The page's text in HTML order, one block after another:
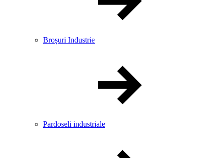
Broșuri Industrie
Pardoseli industriale